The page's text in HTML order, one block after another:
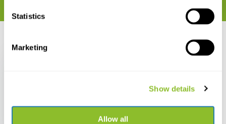
Statistics
Marketing
Show details
Allow all
The Beauty of the